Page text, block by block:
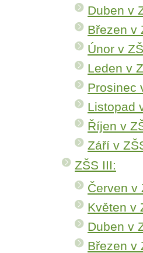
Duben v
Březen v
Únor v
Leden v
Prosinec
Listopad
Říjen v
Září v
ZŠS III:
Červen v
Květen v
Duben v
Březen v